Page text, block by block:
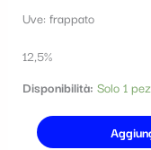
Uve: frappato
12,5%
Disponibilità: Solo 1
c
a